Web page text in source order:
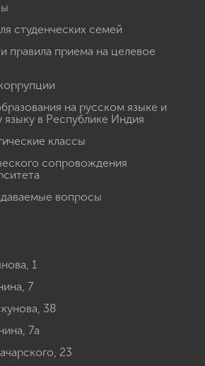
студенческих семей
правила приема на целевое
на русском языке и
в Республике Индия
классы
сопровождения
вопросы
1
7
38
7а
23